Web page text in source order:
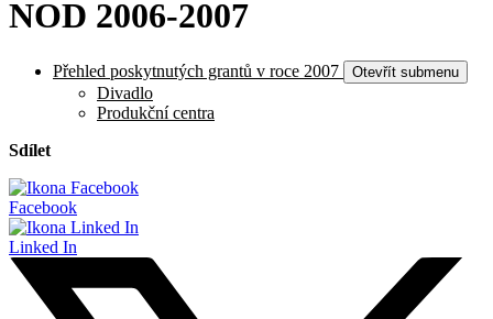
NOD 2006-2007
Přehled poskytnutých grantů v roce 2007 Otevřít submenu
Divadlo
Produkční centra
Sdílet
Facebook
Linked In